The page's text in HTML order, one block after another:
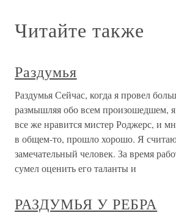
Читайте также
Раздумья
Раздумья Сейчас, когда я провел
размышляя обо всем произошедшем,
все же нравится мистер Роджерс, и
в общем-то, прошло хорошо. Я
замечательный человек. За время
сумел оценить его таланты и
РАЗДУМЬЯ У РЕБРА